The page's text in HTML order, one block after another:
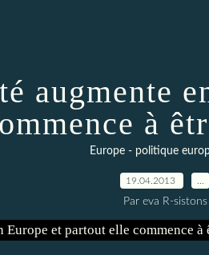
augmente
à
Europe - politique
19.04.2013
Par eva R-sistons